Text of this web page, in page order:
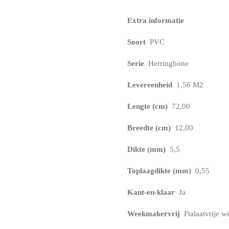
Extra informatie
Soort PVC
Serie Herringbone
Levereenheid 1,56 M2
Lengte (cm) 72,00
Breedte (cm) 12,00
Dikte (mm) 5,5
Toplaagdikte (mm) 0,55
Kant-en-klaar Ja
Weekmakervrij Ftalaatvrije